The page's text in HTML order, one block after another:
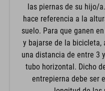
las piernas de su hijo/
hace referencia a la
suelo. Para que ganen
y bajarse de la bicicleta,
una distancia de entre 3
tubo horizontal. Dicho
entrepierna debe ser